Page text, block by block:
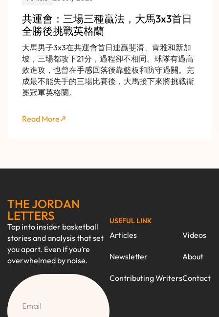
共運會：三場三種贏法，大馬3x3首日
全勝後挑戰英格蘭
大馬男子3x3在共運會首日連贏斐濟、肯雅和新加
坡，三場都攻下21分，過程卻不相同。球隊有過高
效進攻，也曾在手感回落後靠籃板和防守過關。完
成最不能失手的三場比賽後，大馬接下來將挑戰衛
冕冠軍英格蘭。
Read More
THE JORDAN
LETTERS
Tap into insider basketball
stories and analysis that set
you apart. Even if you’re
overwhelmed by noise.
CAPTCHA
USEFUL LINK
Articles
Newsletter
Contributing Writers
Videos
About
Contact